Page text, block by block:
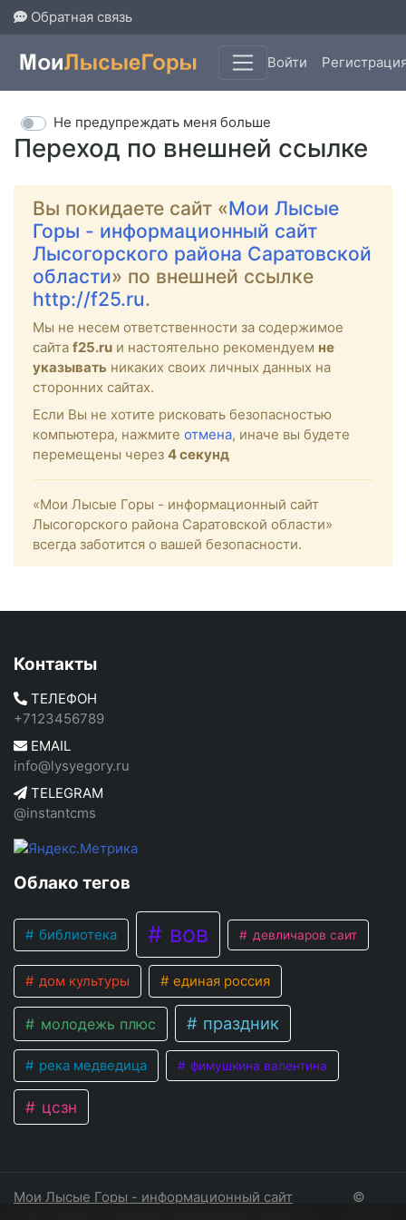
Обратная связь
Войти
Переход по внешней ссылке
Не предупреждать меня больше
Вы покидаете сайт «Мои Лысые
Горы - информационный сайт
Лысогорского района Саратовской
области» по внешней ссылке
http://f25.ru.
Мы не несем ответственности за содержимое
сайта f25.ru и настоятельно рекомендуем не
указывать никаких своих личных данных на
сторонних сайтах.
Если Вы не хотите рисковать безопасностью
компьютера, нажмите отмена, иначе вы будете
перемещены через 4секунд
«Мои Лысые Горы - информационный сайт
Лысогорского района Саратовской области»
всегда заботится о вашей безопасности.
Контакты
ТЕЛЕФОН
+7123456789
EMAIL
info@lysyegory.ru
TELEGRAM
@instantcms
Облако тегов
библиотека вов девличаров саит
дом культуры единая россия
молодежь плюс праздник
река медведица фимушкина валентина
цсзн
Мои Лысые Горы - информационный сайт
©